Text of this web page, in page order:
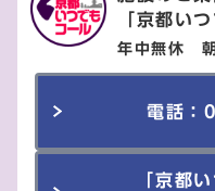
「京都い
年中無休
電話
「京都